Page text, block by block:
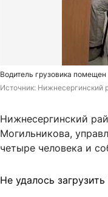
Водитель грузовика
Источник: Нижнесергинский
Нижнесергинский
Могильникова,
четыре человека и
Не удалось загрузить